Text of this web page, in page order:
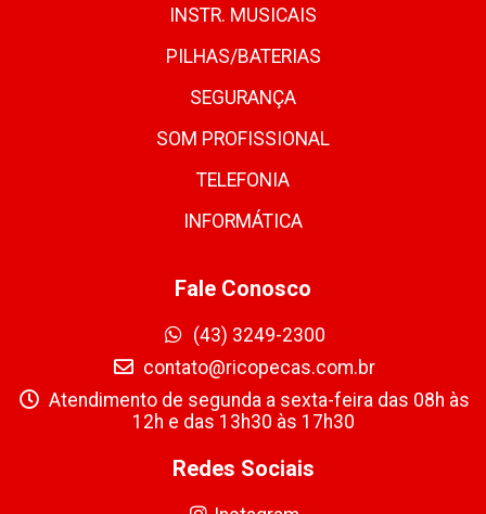
INSTR. MUSICAIS
PILHAS/BATERIAS
SEGURANÇA
SOM PROFISSIONAL
TELEFONIA
INFORMÁTICA
Fale Conosco
(43) 3249-2300
contato@ricopecas.com.br
Atendimento de segunda a sexta-feira das 08h às
12h e das 13h30 às 17h30
Redes Sociais